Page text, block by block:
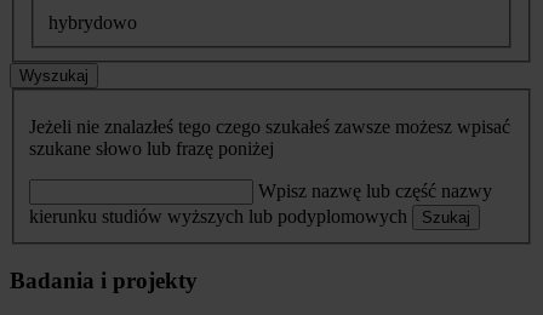
hybrydowo
Wyszukaj
Jeżeli nie znalazłeś tego czego szukałeś zawsze możesz wpisać
szukane słowo lub frazę poniżej
Wpisz nazwę lub część nazwy
kierunku studiów wyższych lub podyplomowych
Szukaj
Badania i projekty